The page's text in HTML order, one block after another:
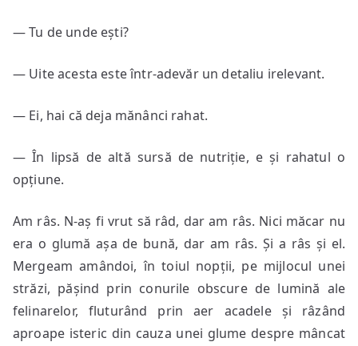
— Tu de unde ești?
— Uite acesta este într-adevăr un detaliu irelevant.
— Ei, hai că deja mănânci rahat.
— În lipsă de altă sursă de nutriție, e și rahatul o
opțiune.
Am râs. N-aș fi vrut să râd, dar am râs. Nici măcar nu
era o glumă așa de bună, dar am râs. Și a râs și el.
Mergeam amândoi, în toiul nopții, pe mijlocul unei
străzi, pășind prin conurile obscure de lumină ale
felinarelor, fluturând prin aer acadele și râzând
aproape isteric din cauza unei glume despre mâncat